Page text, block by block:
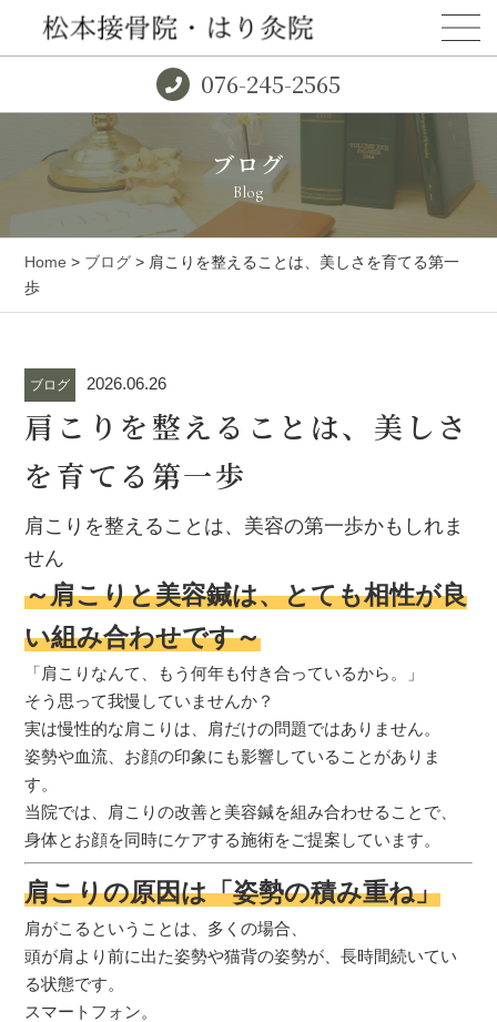
076-245-2565
ブログ
Blog
Home > ブログ > 肩こりを整えることは、美しさを育てる第一
歩
ブログ 2026.06.26
肩こりを整えることは、美しさ
を育てる第一歩
肩こりを整えることは、美容の第一歩かもしれま
せん
～肩こりと美容鍼は、とても相性が良
い組み合わせです～
「肩こりなんて、もう何年も付き合っているから。」
そう思って我慢していませんか？
実は慢性的な肩こりは、肩だけの問題ではありません。
姿勢や血流、お顔の印象にも影響していることがありま
す。
当院では、肩こりの改善と美容鍼を組み合わせることで、
身体とお顔を同時にケアする施術をご提案しています。
肩こりの原因は「姿勢の積み重ね」
肩がこるということは、多くの場合、
頭が肩より前に出た姿勢や猫背の姿勢が、長時間続いてい
る状態です。
スマートフォン。